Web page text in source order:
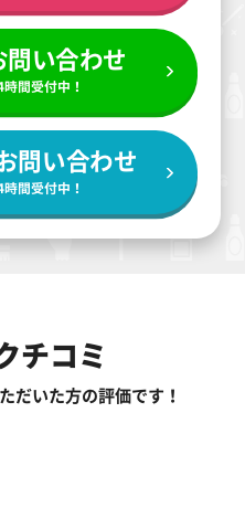
問い合わせ
間受付中！
問い合わせ
間受付中！
チコミ
だいた方の評価です！